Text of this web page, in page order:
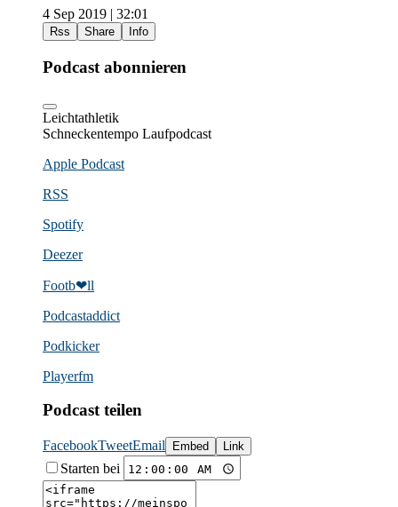
4 Sep 2019 | 32:01
Rss Share Info
Podcast abonnieren
Leichtathletik
Schneckentempo Laufpodcast
Apple Podcast
RSS
Spotify
Deezer
Footb❤ll
Podcast­addict
Podkicker
Playerfm
Podcast teilen
FacebookTweetEmail Embed Link
Starten bei